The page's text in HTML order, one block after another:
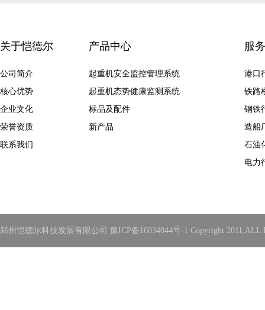
关于恺德尔
公司简介
核心优势
企业文化
荣誉资质
联系我们
产品中心
起重机安全监控管理系统
起重机态势健康监测系统
标品及配件
新产品
服
港口
铁路
钢铁
造船
石油
电力
郑州恺德尔科技发展有限公司 豫ICP备16034044号-1 Copyright 2011,ALL